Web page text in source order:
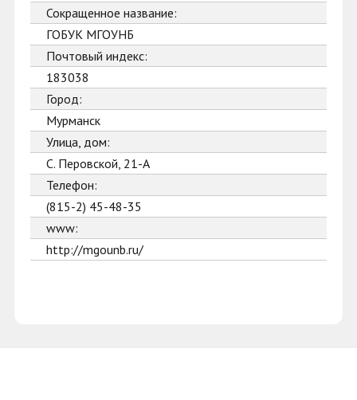
Сокращенное название:
ГОБУК МГОУНБ
Почтовый индекс:
183038
Город:
Мурманск
Улица, дом:
С. Перовской, 21-А
Телефон:
(815-2) 45-48-35
www:
http://mgounb.ru/